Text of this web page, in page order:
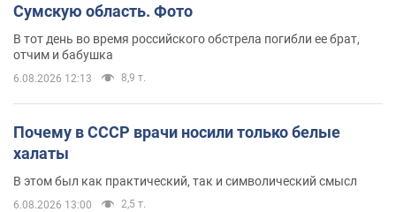
Сумскую область. Фото
В тот день во время российского обстрела погибли ее брат,
отчим и бабушка
6.08.2026 12:13 8,9 т.
Почему в СССР врачи носили только белые
халаты
В этом был как практический, так и символический смысл
6.08.2026 13:00 2,5 т.